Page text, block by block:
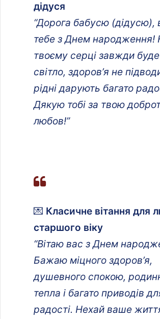
дідуся
“Дорога бабусю (дідусю),
тебе з Днем народження!
твоєму серці завжди буде
світло, здоров’я не
рідні дарують багато
Дякую тобі за твою
любов!”
💌 Класичне вітання для
старшого віку
“Вітаю вас з Днем
Бажаю міцного здоров’я,
душевного спокою,
тепла і багато приводів
радості. Нехай ваше